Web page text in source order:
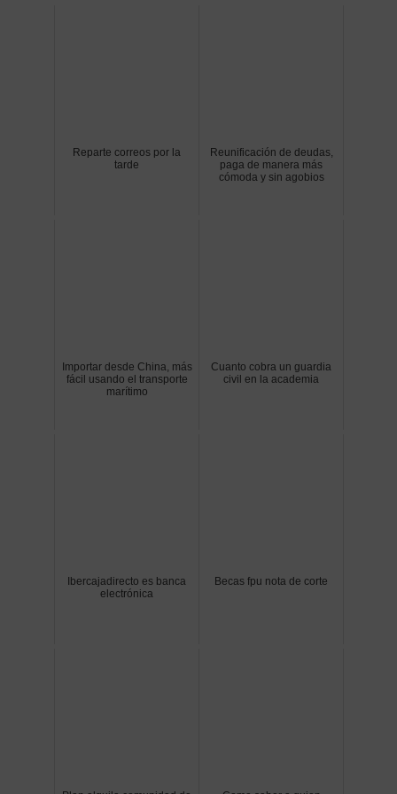
Reparte correos por la
tarde
Reunificación de deudas,
paga de manera más
cómoda y sin agobios
Importar desde China, más
fácil usando el transporte
marítimo
Cuanto cobra un guardia
civil en la academia
Ibercajadirecto es banca
electrónica
Becas fpu nota de corte